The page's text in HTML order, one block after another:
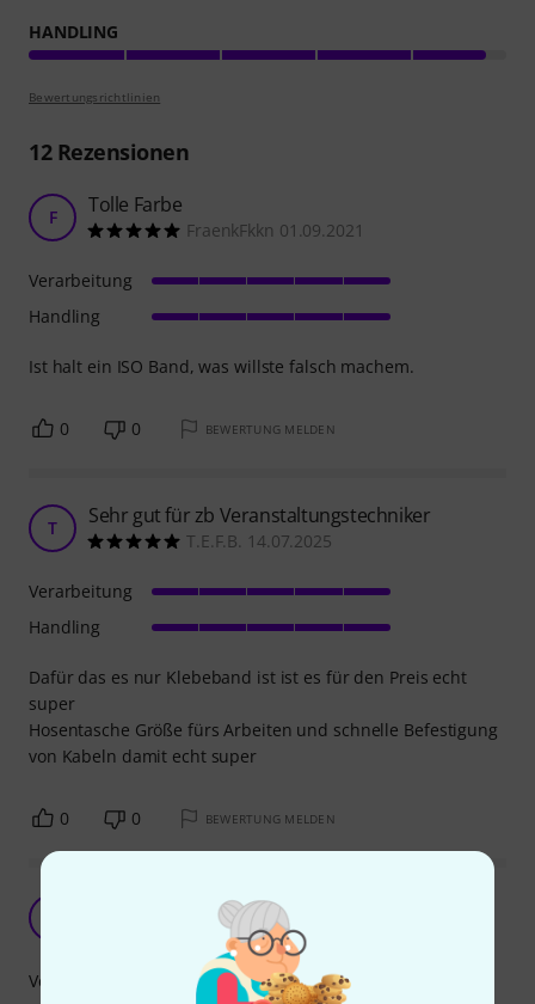
HANDLING
Bewertungsrichtlinien
12Rezensionen
F Tolle Farbe
FraenkFkkn 01.09.2021
Ist halt ein ISO Band, was willste falsch machem.
Verarbeitung
Handling
0 0 BEWERTUNG MELDEN
T Sehr gut für zb Veranstaltungstechniker
T.E.F.B. 14.07.2025
Dafür das es nur Klebeband ist ist es für den Preis echt
super
Hosentasche Größe fürs Arbeiten und schnelle Befestigung
von Kabeln damit echt super
Verarbeitung
Handling
0 0 BEWERTUNG MELDEN
Sehr gutes klebeband
dennie 21 19.02.2023
Verarbeitung